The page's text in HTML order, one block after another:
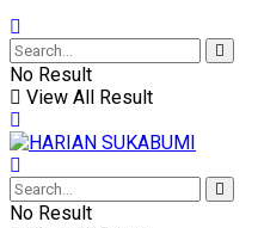
No Result
View All Result
No Result